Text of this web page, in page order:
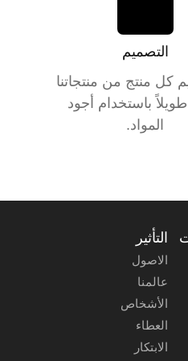
التصميم
كل منتج من منتجاتنا
باستخدام أجود
المواد.
التأثير
الاصول
عالمنا
الأشخاص
العطاء
الابتكار